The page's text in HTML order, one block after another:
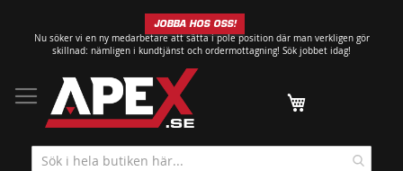
till
innehållet
JOBBA HOS OSS!
Nu söker vi en ny medarbetare att sätta i pole position där man verkligen gör
skillnad: nämligen i kundtjänst och ordermottagning! Sök jobbet idag!
Min kundvagn